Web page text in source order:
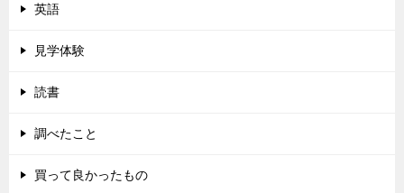
英語
見学体験
読書
調べたこと
買って良かったもの